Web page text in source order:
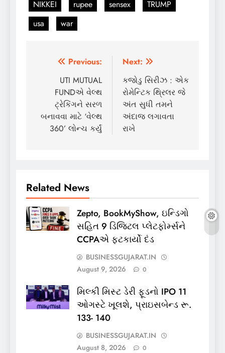
NIKKEI rupee sensex
TRUMP
usa
war
Post
navigation
Previous:
UTI MUTUAL
FUNDએ વેલ્થ
ટ્રેકિંગને સરળ
બનાવવા માટે ‘વેલ્થ
360’ લોન્ચ કર્યું
Next:
કજોડુ સિરીઝ : એક
રોમેન્ટિક થ્રિલર જે
અંત સુધી તમને
અંદાજ લગાવતા
રાખે
Related News
Zepto, BookMyShow, ઇન્ડિગો
સહિત 9 ડિજિટલ પ્લેટફોર્મ્સને
CCPAએ ફટકાર્યો દંડ
BUSINESSGUJARAT.IN
August 9, 2026
0
મિલ્કી મિસ્ટ ડેરી ફૂડનો IPO 11
ઓગસ્ટે ખૂલશે, પ્રાઇસબેન્ડ રૂ.
133- 140
BUSINESSGUJARAT.IN
August 8, 2026
0